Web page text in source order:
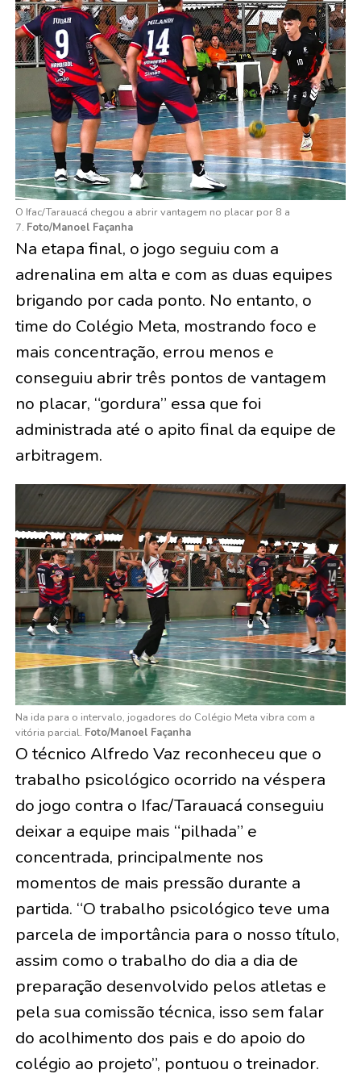
O Ifac/Tarauacá chegou a abrir vantagem no placar por 8 a
7. Foto/Manoel Façanha
Na etapa final, o jogo seguiu com a
adrenalina em alta e com as duas equipes
brigando por cada ponto. No entanto, o
time do Colégio Meta, mostrando foco e
mais concentração, errou menos e
conseguiu abrir três pontos de vantagem
no placar, “gordura” essa que foi
administrada até o apito final da equipe de
arbitragem.
Na ida para o intervalo, jogadores do Colégio Meta vibra com a
vitória parcial. Foto/Manoel Façanha
O técnico Alfredo Vaz reconheceu que o
trabalho psicológico ocorrido na véspera
do jogo contra o Ifac/Tarauacá conseguiu
deixar a equipe mais “pilhada” e
concentrada, principalmente nos
momentos de mais pressão durante a
partida. “O trabalho psicológico teve uma
parcela de importância para o nosso título,
assim como o trabalho do dia a dia de
preparação desenvolvido pelos atletas e
pela sua comissão técnica, isso sem falar
do acolhimento dos pais e do apoio do
colégio ao projeto”, pontuou o treinador.